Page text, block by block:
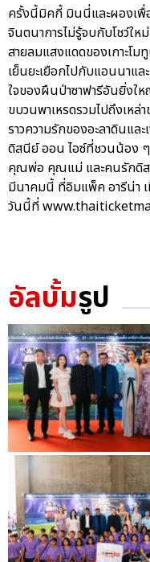
ครั้งนี้มิคกี้ มินนี่และผองเพื่
จินตนาการไม่รู้จบกับโชว์ใ
สายลมแสงแดดของเกาะโ
เย็นยะเยือกไปกับแอนนาแล
ใจของผืนป่าซาฟารีอันยิ่งใ
ขบวนพาเหรดรวมไปถึงเหล่
ราวความรักของอะลาดินแ
ดิสนีย์ ออน ไอซ์ที่ชวนน้อง
คุณพ่อ คุณแม่ และคนรักดิส
มีนาคมนี้ ที่อิมแพ็ค อารีน่า
วันนี้ที่
อัลบั้มรูป